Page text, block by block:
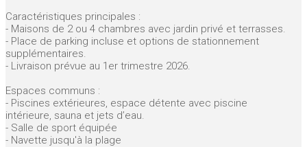
Caractéristiques principales :
- Maisons de 2 ou 4 chambres avec jardin privé et terrasses.
- Place de parking incluse et options de stationnement
supplémentaires.
- Livraison prévue au 1er trimestre 2026.
Espaces communs :
- Piscines extérieures, espace détente avec piscine
intérieure, sauna et jets d’eau.
- Salle de sport équipée
- Navette jusqu'à la plage